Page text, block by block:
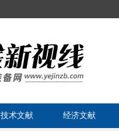
技术文献 经济文献